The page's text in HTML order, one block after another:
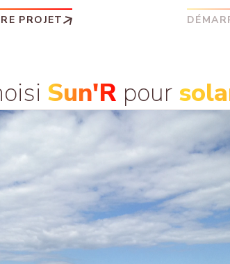
PROJET
Sun'R pour